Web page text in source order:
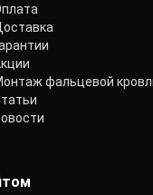
фальцевой